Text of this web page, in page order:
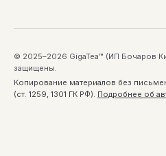
© 2025–2026 GigaTea™ (ИП Бочаров
защищены.
Копирование материалов без
(ст. 1259, 1301 ГК РФ). Подробнее об